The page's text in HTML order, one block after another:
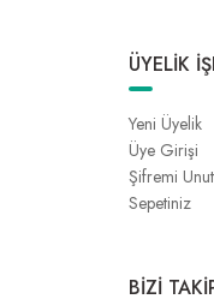
ÜYELİK
Yeni Üyelik
Üye Girişi
Şifremi
Sepetiniz
BİZİ